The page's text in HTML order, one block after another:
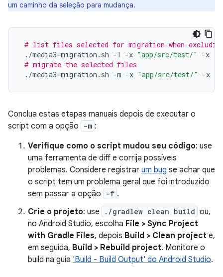
um caminho da seleção para mudança.
# list files selected for migration when
./media3-migration.sh -l -x "app/src/test/" -x
# migrate the selected files
./media3-migration.sh -m -x "app/src/test/" -x
Conclua estas etapas manuais depois de executar o
script com a opção
-m :
Verifique como o script mudou seu código: use
uma ferramenta de diff e corrija possíveis
problemas. Considere registrar um bug se achar que
o script tem um problema geral que foi introduzido
sem passar a opção
-f .
Crie o projeto: use ./gradlew clean build ou,
no Android Studio, escolha File > Sync Project
with Gradle Files, depois Build > Clean project e,
em seguida, Build > Rebuild project. Monitore o
build na guia 'Build - Build Output' do Android Studio.